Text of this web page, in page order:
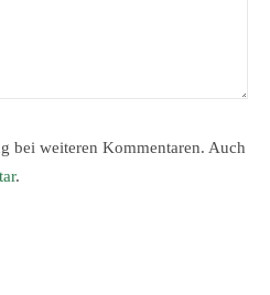
bei weiteren Kommentaren. Auch
.